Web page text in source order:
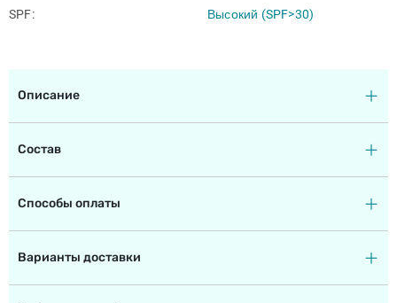
SPF Высокий (SPF>30)
Описание
Состав
Способы оплаты
Варианты доставки